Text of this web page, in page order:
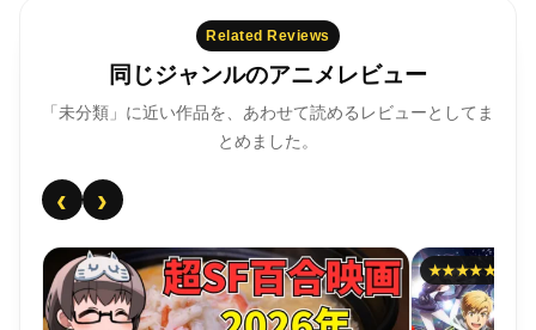
Related Reviews
同じジャンルのアニメレビュー
「未分類」に近い作品を、あわせて読めるレビューとしてま
とめました。
‹ ›
★★★★★